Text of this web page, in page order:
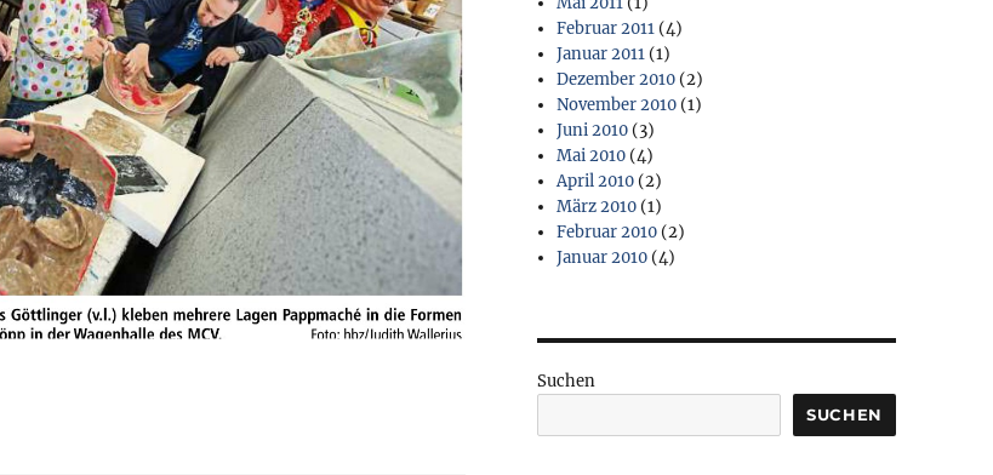
Februar 2011 (4)
Januar 2011 (1)
Dezember 2010 (2)
November 2010 (1)
Juni 2010 (3)
Mai 2010 (4)
April 2010 (2)
März 2010 (1)
Februar 2010 (2)
Januar 2010 (4)
Suchen
SUCHEN